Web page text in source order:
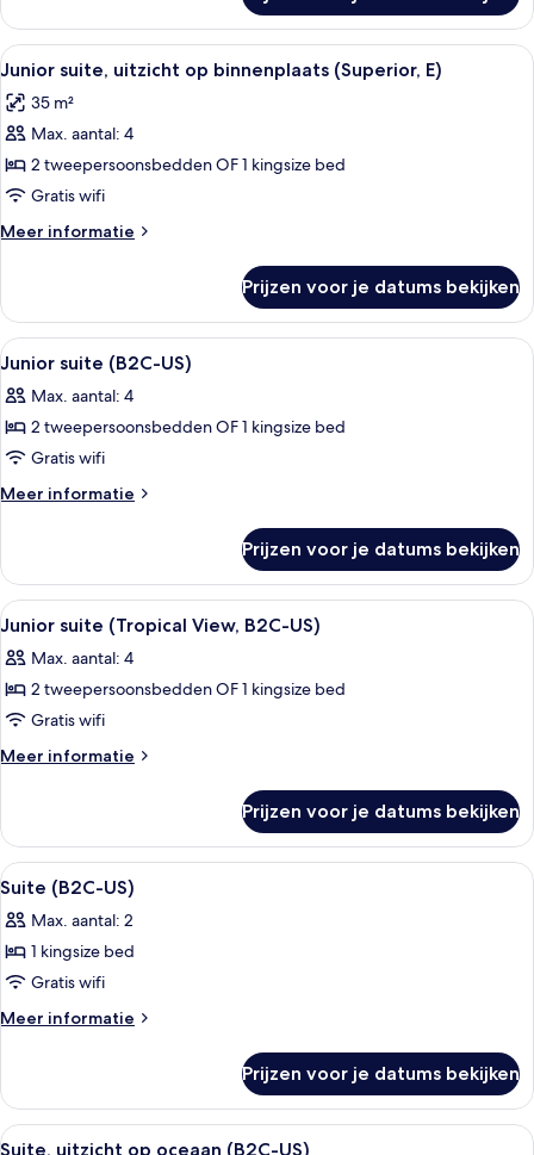
suite
(E)
Alle
foto's
voor
Junior
suite,
uitzicht
op
binnenplaats
E)
laden
Een hotelkamer met een groot bed,
4
Junior suite, uitzicht op binnenplaats (Superior, E)
35 m²
Max. aantal: 4
2 tweepersoonsbedden OF 1 kingsize bed
Gratis wifi
Meer informatie
Meer
suite,
uitzicht
op
(Superior,
E)
Prijzen voor je datums bekijken
Alle
foto's
voor
Junior
suite
(B2C-
Een hotelkamer met een groot bed,
4
Junior suite (B2C-US)
Max. aantal: 4
2 tweepersoonsbedden OF 1 kingsize bed
Gratis wifi
Meer informatie
Meer
suite
(B2C-
US)
Prijzen voor je datums bekijken
Alle
foto's
voor
Junior
suite
(Tropical
US)
laden
Een hotelkamer met een groot bed,
4
Junior suite (Tropical View, B2C-US)
Max. aantal: 4
2 tweepersoonsbedden OF 1 kingsize bed
Gratis wifi
Meer informatie
Meer
suite
(Tropical
View,
US)
Prijzen voor je datums bekijken
Alle
foto's
voor
Suite
(B2C-
US)
Een hotelkamer met een bed, een
4
Suite (B2C-US)
Max. aantal: 2
1 kingsize bed
Gratis wifi
Meer informatie
Meer
(B2C-
US)
Prijzen voor je datums bekijken
Alle
Een hotelkamer met een bed, een
5
Suite, uitzicht op oceaan (B2C-US)